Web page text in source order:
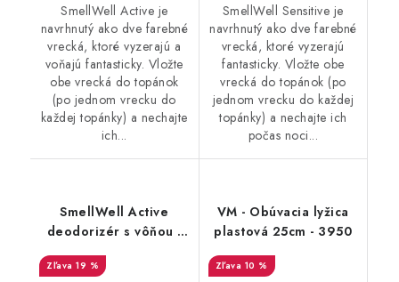
SmellWell Active je
navrhnutý ako dve farebné
vrecká, ktoré vyzerajú a
voňajú fantasticky. Vložte
obe vrecká do topánok
(po jednom vrecku do
každej topánky) a nechajte
ich...
SmellWell Sensitive je
navrhnutý ako dve farebné
vrecká, ktoré vyzerajú
fantasticky. Vložte obe
vrecká do topánok (po
jednom vrecku do každej
topánky) a nechajte ich
počas noci...
SmellWell Active
deodorizér s vôňou -
19 %
VM - Obúvacia lyžica
plastová 25cm - 3950
10 %